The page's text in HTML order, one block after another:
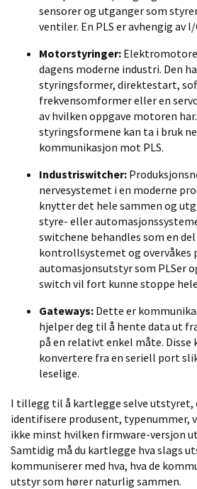
sensorerog utganger som
ventiler. En PLS er avhengig av
Motorstyringer:
dagens moderne industri. Den
styringsformer, direktestart,
frekvensomformer eller en
av hvilken oppgave motoren har
styringsformene kan ta i bruk
kommunikasjon mot PLS.
Industriswitcher:
nervesystemet i en moderne
knytterdet hele sammen og
styre- eller
switchene behandles som en del
kontrollsystemet og overvåkes
automasjonsutstyr som PLSer
switch vil fort kunne stoppe hele
Gateways: Dette er
hjelper deg til å hente data ut
på en relativt enkel måte. Disse
konvertere fra en seriell port
leselige.
I tillegg til å kartlegge selve utstyret,
identifisere produsent, typenummer,
ikke minst hvilken firmware-versjon
Samtidig må du kartlegge hva slags
kommuniserer med hva, hva de
utstyr som hører naturlig sammen.